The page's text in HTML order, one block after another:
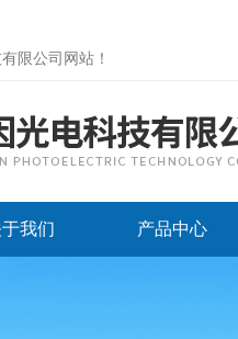
限公司网站 ！
我们 产品中心